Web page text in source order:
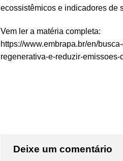
ecossistêmicos e indicadores de
Vem ler a matéria completa:
https://www.embrapa.br/en/
regenerativa-e-reduzir-emissoes-
Deixe um comentário